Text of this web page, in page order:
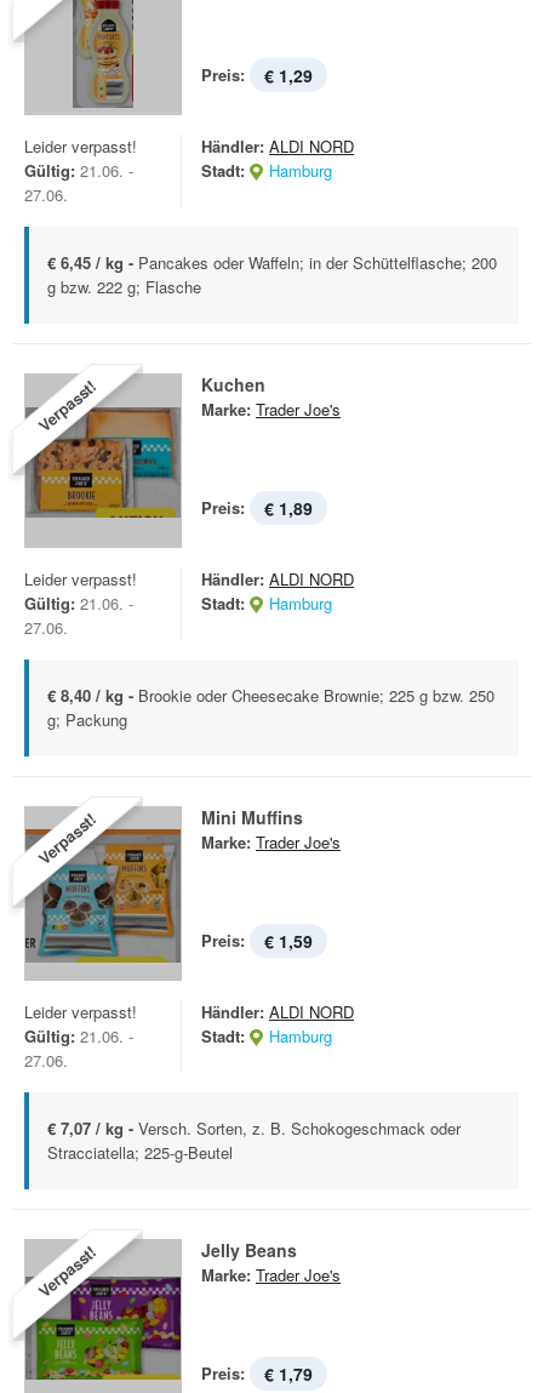
Preis: € 1,29
Leider verpasst!
Gültig: 21.06. -
27.06.
Händler: ALDI NORD
Stadt:
Hamburg
€ 6,45 / kg - Pancakes oder Waffeln; in der Schüttelflasche; 200
g bzw. 222 g; Flasche
Verpasst! Kuchen
Marke: Trader Joe's
Preis: € 1,89
Leider verpasst!
Gültig: 21.06. -
27.06.
Händler: ALDI NORD
Stadt:
Hamburg
€ 8,40 / kg - Brookie oder Cheesecake Brownie; 225 g bzw. 250
g; Packung
Verpasst! Mini Muffins
Marke: Trader Joe's
Preis: € 1,59
Leider verpasst!
Gültig: 21.06. -
27.06.
Händler: ALDI NORD
Stadt:
Hamburg
€ 7,07 / kg - Versch. Sorten, z. B. Schokogeschmack oder
Stracciatella; 225-g-Beutel
Verpasst! Jelly Beans
Marke: Trader Joe's
Preis: € 1,79